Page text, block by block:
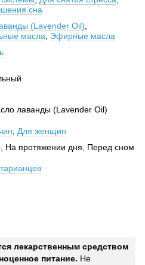
сна
(Lavender Oil)
масла
Эфирные масла
лаванды (Lavender Oil)
Для женщин
На протяжении дня, Перед сном
лекарственным средством
питание. Не